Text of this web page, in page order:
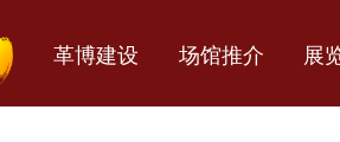
革博建设 场馆推介 展